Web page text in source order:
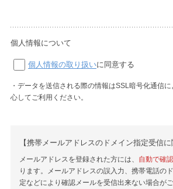
個人情報について
個人情報の取り扱いに同意する
・データを送信される際の情報はSSL暗号化通信
心してご利用ください。
【携帯メールアドレスのドメイン指定受信に
メールアドレスを登録された方には、 自動で確
ります。メールアドレスの誤入力、携帯電話の
定などにより確認メールを受信出来ない場合が